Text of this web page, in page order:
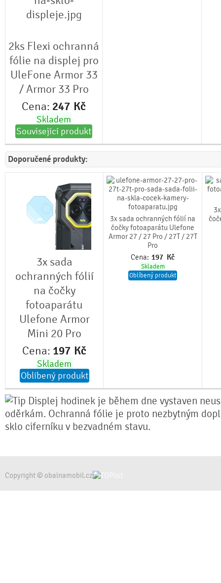
2ks Flexi ochranná
fólie na displej pro
UleFone Armor 33
/ Armor 33 Pro
Cena: 247 Kč
Skladem
Související produkt
Doporučené produkty:
3x sada
ochranných fólií
na čočky
fotoaparátu
Ulefone Armor
Mini 20 Pro
Cena: 197 Kč
Skladem
Oblíbený produkt
3x sada ochranných fólií na
čočky fotoaparátu Ulefone
Armor 27 / 27 Pro / 27T / 27T
Pro
Cena: 197 Kč
Skladem
Oblíbený produkt
Displej hodinek je během dne vystaven
oděrkám. Ochranná fólie je proto nezbytným
sklo ciferníku v bezvadném stavu.
Copyright © obalnamobil.cz